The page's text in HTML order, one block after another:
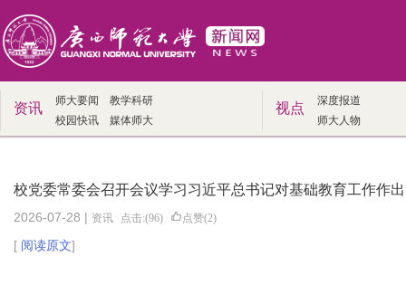
资讯 师大要闻
教学科研
校园快讯
媒体师大
视点
深度报道
师大人物
校党委常委会召开会议学习习近平总书记对基础教育工作作
2026-07-28 | 资讯 点击:(96) 点赞(2)
[ 阅读原文]